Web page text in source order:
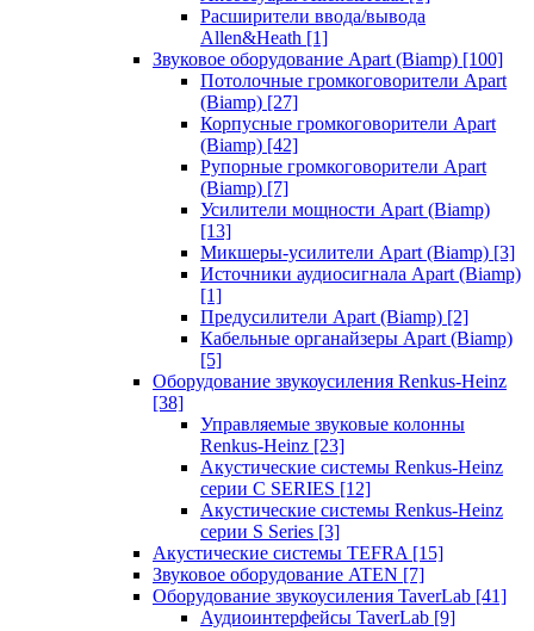
Расширители ввода/вывода
Allen&Heath [1]
Звуковое оборудование Apart (Biamp) [100]
Потолочные громкоговорители Apart
(Biamp) [27]
Корпусные громкоговорители Apart
(Biamp) [42]
Рупорные громкоговорители Apart
(Biamp) [7]
Усилители мощности Apart (Biamp)
[13]
Микшеры-усилители Apart (Biamp) [3]
Источники аудиосигнала Apart (Biamp)
[1]
Предусилители Apart (Biamp) [2]
Кабельные органайзеры Apart (Biamp)
[5]
Оборудование звукоусиления Renkus-Heinz
[38]
Управляемые звуковые колонны
Renkus-Heinz [23]
Акустические системы Renkus-Heinz
серии C SERIES [12]
Акустические системы Renkus-Heinz
серии S Series [3]
Акустические системы TEFRA [15]
Звуковое оборудование ATEN [7]
Оборудование звукоусиления TaverLab [41]
Аудиоинтерфейсы TaverLab [9]